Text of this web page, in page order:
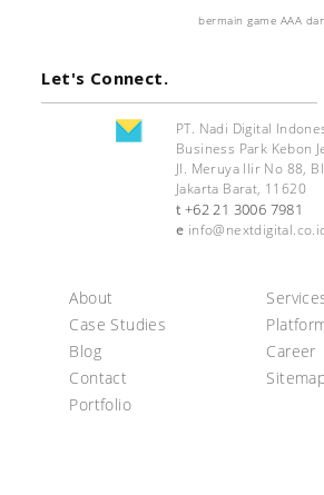
bermain game AAA
Let's Connect.
PT. Nadi Digital
Business Park Kebon
Jl. Meruya Ilir No 88,
Jakarta Barat, 11620
t +62 21 3006 7981
e
About
Case Studies
Blog
Contact
Portfolio
Career